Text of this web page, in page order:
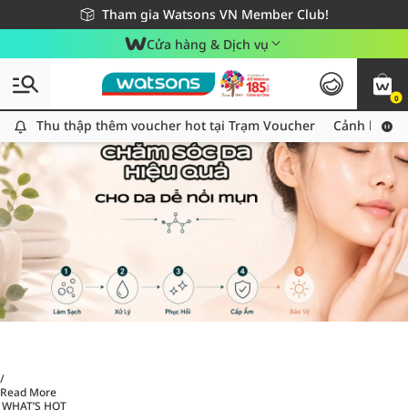
Tham gia Watsons VN Member Club!
Miễn phí giao hàng cho đơn hàng từ 249,000Đ
Giao hàng nhanh 24h - Áp dụng khu vực TP. Hồ Chí Minh
Cửa hàng & Dịch vụ
0
Thu thập thêm voucher hot tại Trạm Voucher
Thu thập thêm voucher hot tại Trạm Voucher Cảnh báo
/
Read More
WHAT’S HOT